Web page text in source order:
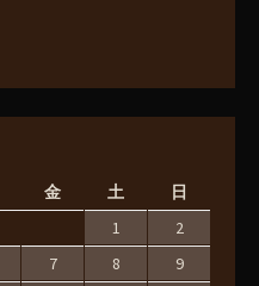
金 土 日
1
2
7 8
9